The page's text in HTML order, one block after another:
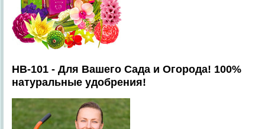
HB-101 - Для Вашего Сада и Огорода! 100%
натуральные удобрения!